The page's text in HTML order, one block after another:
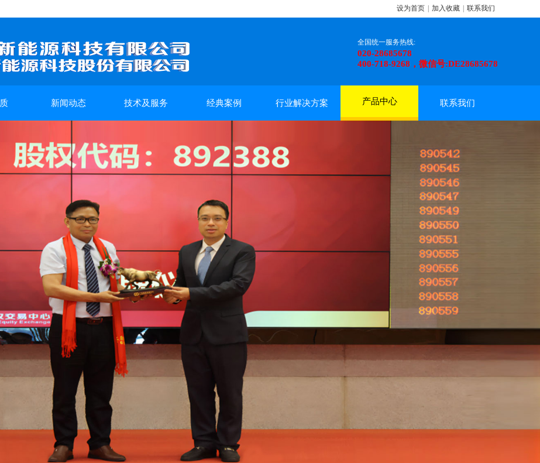
设为首页 加入收藏 联系我们
全国统一服务热线:
020-28685678
400-718-9268，微信号:DE28685678
新闻动态 技术及服务 经典案例 行业解决方案 产品中心 联系我们